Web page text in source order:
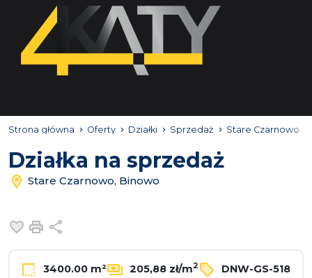
Strona główna Oferty Działki Sprzedaż Stare Czarnowo
Działka na sprzedaż
Stare Czarnowo, Binowo
Dodaj do ulubionych
Drukuj
3400.00 m² 205,88 zł/m2
DNW-GS-518